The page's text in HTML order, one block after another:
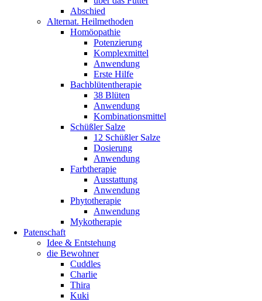
Abschied
Alternat. Heilmethoden
Homöopathie
Potenzierung
Komplexmittel
Anwendung
Erste Hilfe
Bachblütentherapie
38 Blüten
Anwendung
Kombinationsmittel
Schüßler Salze
12 Schüßler Salze
Dosierung
Anwendung
Farbtherapie
Ausstattung
Anwendung
Phytotherapie
Anwendung
Mykotherapie
Patenschaft
Idee & Entstehung
die Bewohner
Cuddles
Charlie
Thira
Kuki